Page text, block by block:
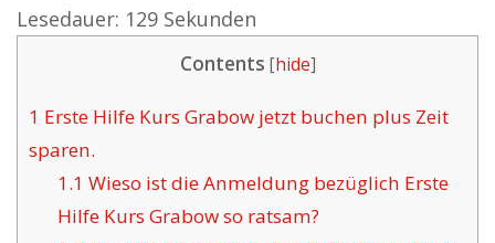
Lesedauer: 129 Sekunden
Contents [hide]
1 Erste Hilfe Kurs Grabow jetzt buchen plus Zeit
sparen.
1.1 Wieso ist die Anmeldung bezüglich Erste
Hilfe Kurs Grabow so ratsam?